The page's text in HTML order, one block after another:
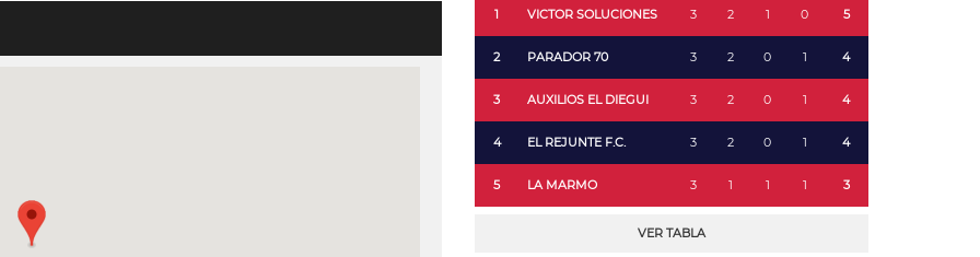
1 VICTOR SOLUCIONES 3 2 1 0 5
2 PARADOR 70 3 2 0 1 4
3 AUXILIOS EL DIEGUI 3 2 0 1 4
4 EL REJUNTE F.C. 3 2 0 1 4
5 LA MARMO 3 1 1 1 3
VER TABLA